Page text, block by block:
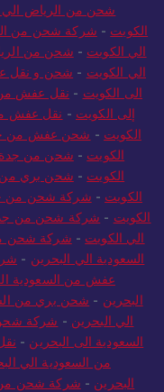
شحن من الرياض الي
الكويت - شركة شحن من
الي الكويت - شحن من
الي الكويت - شحن و نقل
الى الكويت - نقل عفش من
إلى الكويت - نقل عفش
الكويت - شحن عفش من
الكويت - شحن من جدة
الكويت - شحن بري من
الكويت - شركة شحن من
الكويت - شركة شحن من
الي الكويت - شركة شحن
السعودية الي البحرين -
عفش من السعودية
البحرين - شحن بري من
الي البحرين - شركة شحن
السعودية الى البحرين -
من السعودية الي
البحرين - شركة شحن من